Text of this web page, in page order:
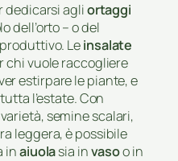
dedicarsi agliortaggi
dell’orto – o del
Leinsalate
chi vuole raccogliere
estirpare le piante, e
l’estate. Con
semine scalari,
leggera, è possibile
inaiuolasia invasoo in